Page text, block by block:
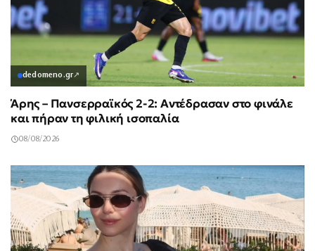
dedomeno.gr↗
Άρης – Πανσερραϊκός 2-2: Αντέδρασαν στο φινάλε
και πήραν τη φιλική ισοπαλία
08/08/2026